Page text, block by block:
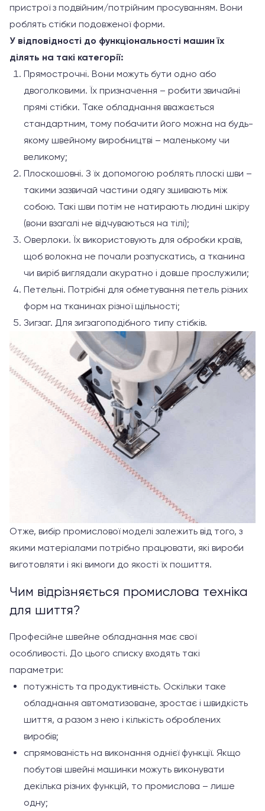
пристрої з подвійним/потрійним просуванням. Вони
роблять стібки подовженої форми.
У відповідності до функціональності машин їх
ділять на такі категорії:
Прямострочні. Вони можуть бути одно або
двоголковими. Їх призначення – робити звичайні
прямі стібки. Таке обладнання вважається
стандартним, тому побачити його можна на будь-
якому швейному виробництві – маленькому чи
великому;
Плоскошовні. З їх допомогою роблять плоскі шви –
такими зазвичай частини одягу зшивають між
собою. Такі шви потім не натирають людині шкіру
(вони взагалі не відчуваються на тілі);
Оверлоки. Їх використовують для обробки країв,
щоб волокна не почали розпускатись, а тканина
чи виріб виглядали акуратно і довше прослужили;
Петельні. Потрібні для обметування петель різних
форм на тканинах різної щільності;
Зигзаг. Для зигзагоподібного типу стібків.
Отже, вибір промислової моделі залежить від того, з
якими матеріалами потрібно працювати, які вироби
виготовляти і які вимоги до якості їх пошиття.
Чим відрізняється промислова техніка
для шиття?
Професійне швейне обладнання має свої
особливості. До цього списку входять такі
параметри:
потужність та продуктивність. Оскільки таке
обладнання автоматизоване, зростає і швидкість
шиття, а разом з нею і кількість оброблених
виробів;
спрямованість на виконання однієї функції. Якщо
побутові швейні машинки можуть виконувати
декілька різних функцій, то промислова – лише
одну;